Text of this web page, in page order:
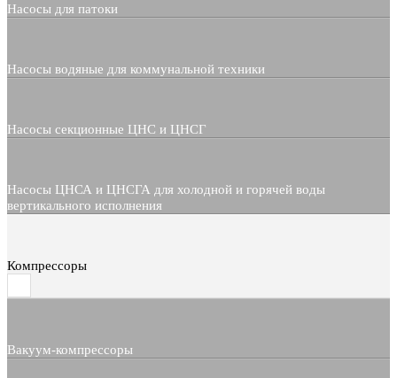
Насосы для патоки
Насосы водяные для коммунальной техники
Насосы секционные ЦНС и ЦНСГ
Насосы ЦНСА и ЦНСГА для холодной и горячей воды
вертикального исполнения
Компрессоры
Вакуум-компрессоры